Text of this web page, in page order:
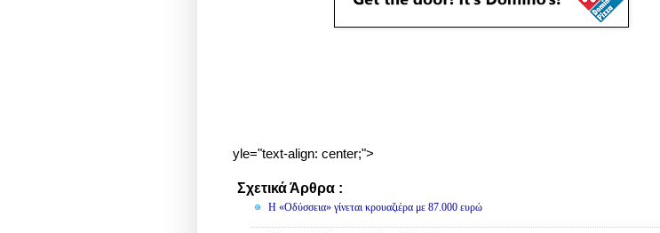
yle="text-align: center;">
Σχετικά Άρθρα :
Η «Οδύσσεια» γίνεται κρουαζιέρα με 87.000 ευρώ